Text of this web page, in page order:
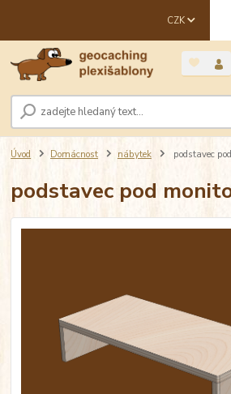
CZK
Úvod Domácnost nábytek podstavec
podstavec pod